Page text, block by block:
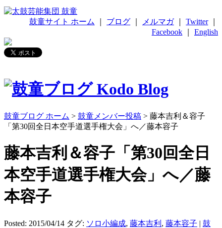
鼓童サイト ホーム ブログ メルマガ｜ Twitter｜
Facebook
English
鼓童ブログ ホーム > 鼓童メンバー投稿 > 藤本吉利＆容子
「第30回全日本空手道選手権大会」へ／藤本容子
藤本吉利＆容子「第30回全日
本空手道選手権大会」へ／藤
本容子
Posted: 2015/04/14 タグ: ソロ小編成, 藤本吉利 , 藤本容子 | 鼓